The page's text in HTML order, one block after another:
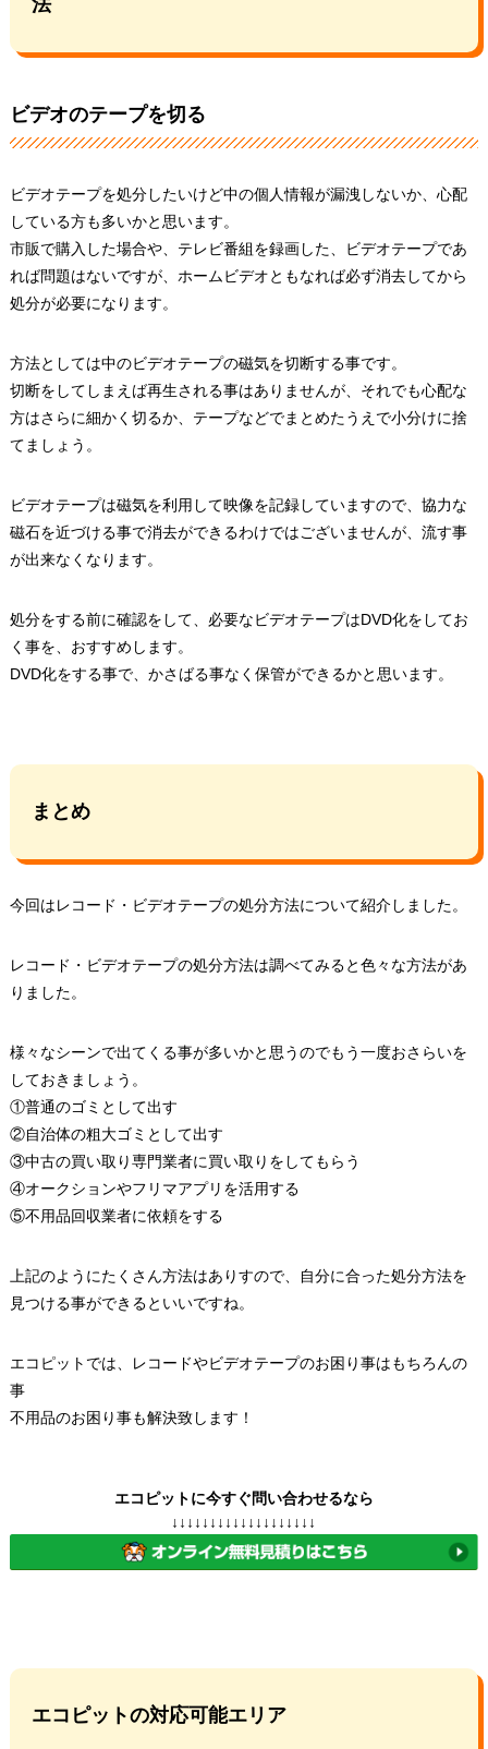
ビデオのテープを切る
ビデオテープを処分したいけど中の個人情報が漏洩しないか、心配
している方も多いかと思います。
市販で購入した場合や、テレビ番組を録画した、ビデオテープであ
れば問題はないですが、ホームビデオともなれば必ず消去してから
処分が必要になります。
方法としては中のビデオテープの磁気を切断する事です。
切断をしてしまえば再生される事はありませんが、それでも心配な
方はさらに細かく切るか、テープなどでまとめたうえで小分けに捨
てましょう。
ビデオテープは磁気を利用して映像を記録していますので、協力な
磁石を近づける事で消去ができるわけではございませんが、流す事
が出来なくなります。
処分をする前に確認をして、必要なビデオテープはDVD化をしてお
く事を、おすすめします。
DVD化をする事で、かさばる事なく保管ができるかと思います。
まとめ
今回はレコード・ビデオテープの処分方法について紹介しました。
レコード・ビデオテープの処分方法は調べてみると色々な方法があ
りました。
様々なシーンで出てくる事が多いかと思うのでもう一度おさらいを
しておきましょう。
①普通のゴミとして出す
②自治体の粗大ゴミとして出す
③中古の買い取り専門業者に買い取りをしてもらう
④オークションやフリマアプリを活用する
⑤不用品回収業者に依頼をする
上記のようにたくさん方法はありすので、自分に合った処分方法を
見つける事ができるといいですね。
エコピットでは、レコードやビデオテープのお困り事はもちろんの
事
不用品のお困り事も解決致します！
エコピットに今すぐ問い合わせるなら
↓↓↓↓↓↓↓↓↓↓↓↓↓↓↓↓↓↓↓
エコピットの対応可能エリア